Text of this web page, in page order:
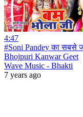
4:47
#Soni Pandey का सबसे
Bhojpuri Kanwar Geet
Wave Music - Bhakti
7 years ago